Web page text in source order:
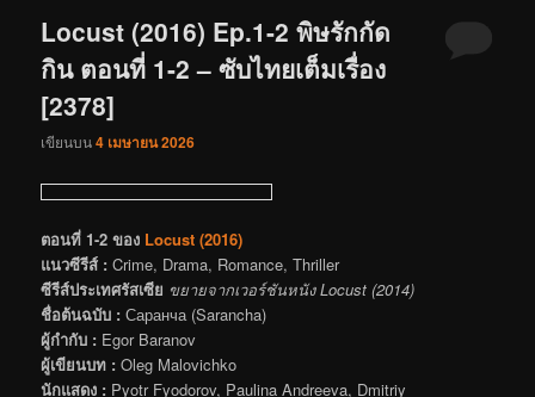
Locust (2016) Ep.1-2 พิษรักกัด
กิน ตอนที่ 1-2 – ซับไทยเต็มเรื่อง
[2378]
เขียนบน4 เมษายน 2026
ตอนที่ 1-2 ของ Locust (2016)
แนวซีรีส์ : Crime, Drama, Romance, Thriller
ซีรีส์ประเทศรัสเซีย ขยายจากเวอร์ชันหนัง Locust (2014)
ชื่อต้นฉบับ : Саранча (Sarancha)
ผู้กำกับ : Egor Baranov
ผู้เขียนบท : Oleg Malovichko
นักแสดง : Pyotr Fyodorov, Paulina Andreeva, Dmitriy